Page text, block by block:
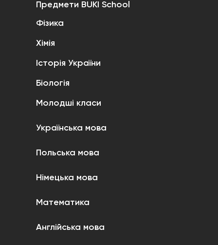
Предмети BUKI School
Фізика
Хімія
Історія України
Біологія
Молодші класи
Українська мова
Польська мова
Німецька мова
Математика
Англійська мова